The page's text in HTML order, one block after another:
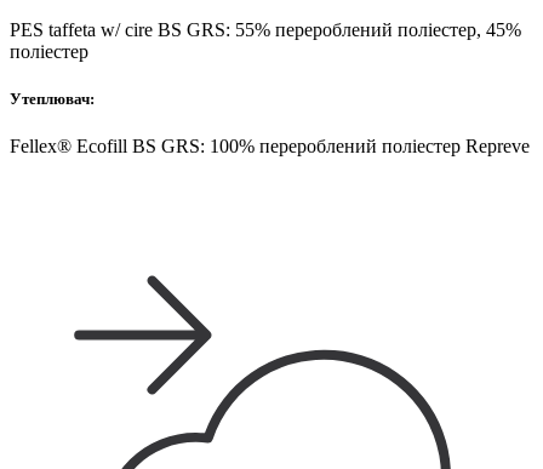
PES taffeta w/ cire BS GRS: 55% перероблений поліестер, 45%
поліестер
Утеплювач:
Fellex® Ecofill BS GRS: 100% перероблений поліестер Repreve